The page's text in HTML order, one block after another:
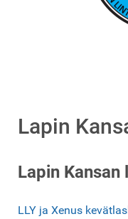
Lapin
Lapin Kansan
LLY ja Xenus